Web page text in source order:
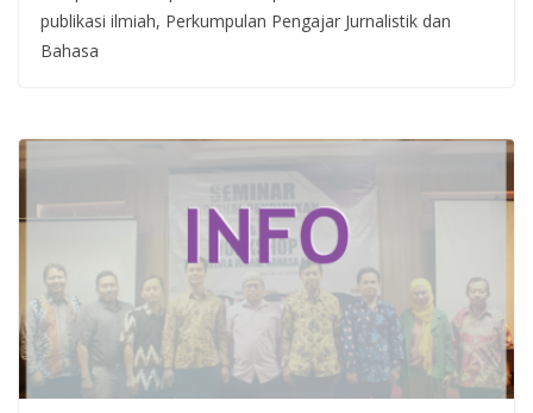
publikasi ilmiah, Perkumpulan Pengajar Jurnalistik dan
Bahasa